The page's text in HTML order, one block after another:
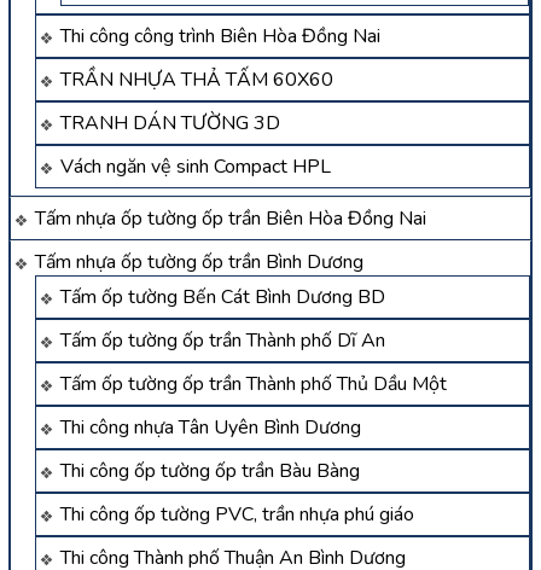
Thi công công trình Biên Hòa Đồng Nai
TRẦN NHỰA THẢ TẤM 60X60
TRANH DÁN TƯỜNG 3D
Vách ngăn vệ sinh Compact HPL
Tấm nhựa ốp tường ốp trần Biên Hòa Đồng Nai
Tấm nhựa ốp tường ốp trần Bình Dương
Tấm ốp tường Bến Cát Bình Dương BD
Tấm ốp tường ốp trần Thành phố Dĩ An
Tấm ốp tường ốp trần Thành phố Thủ Dầu Một
Thi công nhựa Tân Uyên Bình Dương
Thi công ốp tường ốp trần Bàu Bàng
Thi công ốp tường PVC, trần nhựa phú giáo
Thi công Thành phố Thuận An Bình Dương